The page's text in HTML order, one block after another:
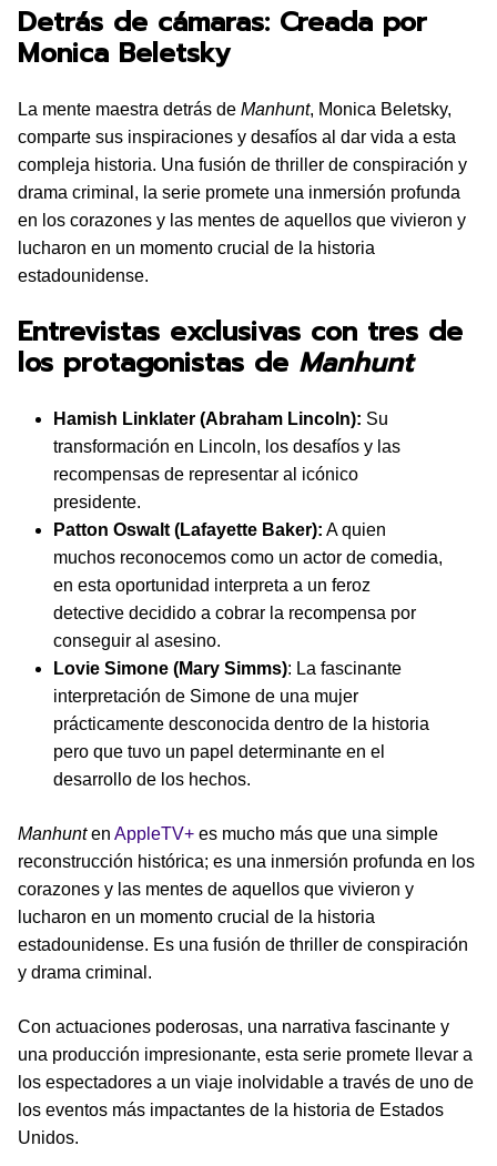
Detrás de cámaras: Creada por
Monica Beletsky
La mente maestra detrás de Manhunt, Monica Beletsky,
comparte sus inspiraciones y desafíos al dar vida a esta
compleja historia. Una fusión de thriller de conspiración y
drama criminal, la serie promete una inmersión profunda
en los corazones y las mentes de aquellos que vivieron y
lucharon en un momento crucial de la historia
estadounidense.
Entrevistas exclusivas con tres de
los protagonistas de Manhunt
Hamish Linklater (Abraham Lincoln): Su
transformación en Lincoln, los desafíos y las
recompensas de representar al icónico
presidente.
Patton Oswalt (Lafayette Baker): A quien
muchos reconocemos como un actor de comedia,
en esta oportunidad interpreta a un feroz
detective decidido a cobrar la recompensa por
conseguir al asesino.
Lovie Simone (Mary Simms): La fascinante
interpretación de Simone de una mujer
prácticamente desconocida dentro de la historia
pero que tuvo un papel determinante en el
desarrollo de los hechos.
Manhunten AppleTV+ es mucho más que una simple
reconstrucción histórica; es una inmersión profunda en los
corazones y las mentes de aquellos que vivieron y
lucharon en un momento crucial de la historia
estadounidense. Es una fusión de thriller de conspiración
y drama criminal.
Con actuaciones poderosas, una narrativa fascinante y
una producción impresionante, esta serie promete llevar a
los espectadores a un viaje inolvidable a través de uno de
los eventos más impactantes de la historia de Estados
Unidos.